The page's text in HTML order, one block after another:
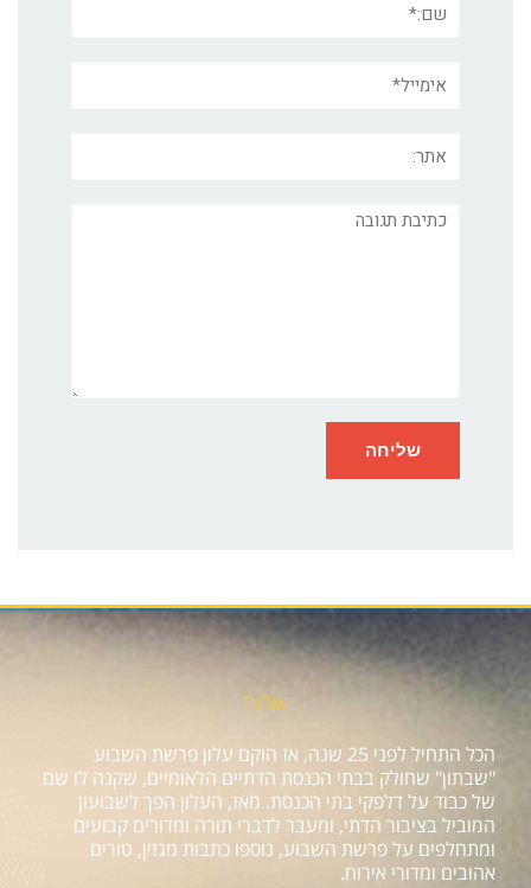
תגובה
אודות
הכל התחיל לפני 25 שנה, אז הוקם עלון פרשת השבוע
"שבתון" שחולק בבתי הכנסת הדתיים הלאומיים, שקנה לו שם
של כבוד על דלפקי בתי הכנסת. מאז, העלון הפך לשבועון
המוביל בציבור הדתי, ומעבר לדברי תורה ומדורים קבועים
ומתחלפים על פרשת השבוע, נוספו כתבות מגזין, טורים
אהובים ומדורי אירוח.